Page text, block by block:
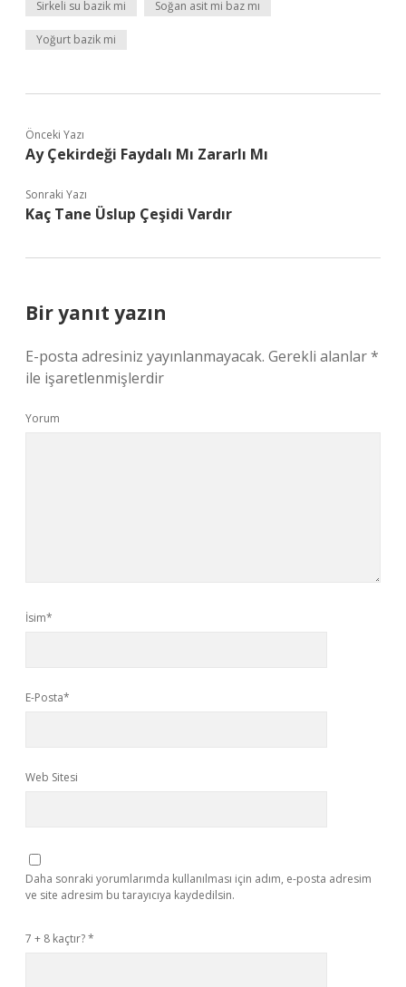
Sirkeli su bazik mi Soğan asit mi baz mı
Yoğurt bazik mi
Önceki Yazı
Ay Çekirdeği Faydalı Mı Zararlı Mı
Sonraki Yazı
Kaç Tane Üslup Çeşidi Vardır
Bir yanıt yazın
E-posta adresiniz yayınlanmayacak. Gerekli alanlar*
ile işaretlenmişlerdir
Yorum
İsim*
E-Posta*
Web Sitesi
Daha sonraki yorumlarımda kullanılması için adım, e-posta adresim
ve site adresim bu tarayıcıya kaydedilsin.
7 + 8 kaçtır?*